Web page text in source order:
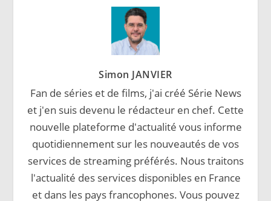
Simon JANVIER
Fan de séries et de films, j'ai créé Série News
et j'en suis devenu le rédacteur en chef. Cette
nouvelle plateforme d'actualité vous informe
quotidiennement sur les nouveautés de vos
services de streaming préférés. Nous traitons
l'actualité des services disponibles en France
et dans les pays francophones. Vous pouvez